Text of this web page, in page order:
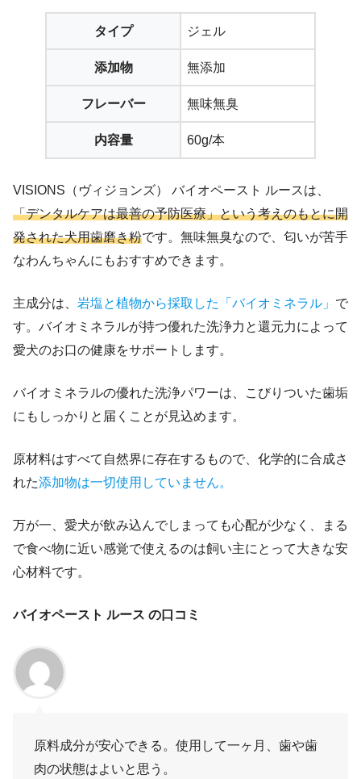
タイプ ジェル
添加物 無添加
フレーバー 無味無臭
内容量 60g/本
VISIONS（ヴィジョンズ） バイオペースト ルースは、
「デンタルケアは最善の予防医療」という考えのもとに開
発された犬用歯磨き粉です。無味無臭なので、匂いが苦手
なわんちゃんにもおすすめできます。
主成分は、 岩塩と植物から採取した「バイオミネラル」 で
す。バイオミネラルが持つ優れた洗浄力と還元力によって
愛犬のお口の健康をサポートします。
バイオミネラルの優れた洗浄パワーは、こびりついた歯垢
にもしっかりと届くことが見込めます。
原材料はすべて自然界に存在するもので、化学的に合成さ
れた添加物は一切使用していません。
万が一、愛犬が飲み込んでしまっても心配が少なく、まる
で食べ物に近い感覚で使えるのは飼い主にとって大きな安
心材料です。
バイオペースト ルース の口コミ
原料成分が安心できる。使用して一ヶ月、歯や歯
肉の状態はよいと思う。